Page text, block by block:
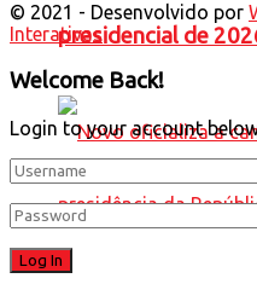
presidencial de
© 2021 - Desenvolvido por
Interativas
Welcome Back!
Login to your account